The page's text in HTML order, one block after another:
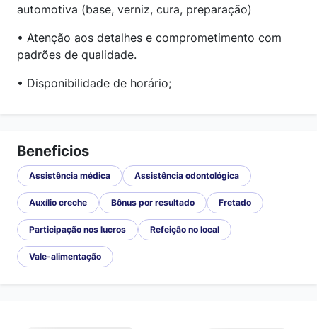
automotiva (base, verniz, cura, preparação)
• Atenção aos detalhes e comprometimento com
padrões de qualidade.
• Disponibilidade de horário;
Beneficios
Assistência médica Assistência odontológica
Auxílio creche Bônus por resultado Fretado
Participação nos lucros Refeição no local
Vale-alimentação